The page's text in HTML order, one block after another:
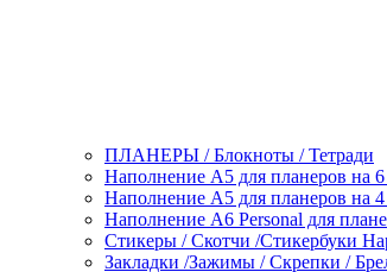
ПЛАНЕРЫ / Блокноты / Тетради
Наполнение А5 для планеров на 6
Наполнение А5 для планеров на 4
Наполнение А6 Personal для
Стикеры / Скотчи /Стикербуки
Закладки /Зажимы / Скрепки /